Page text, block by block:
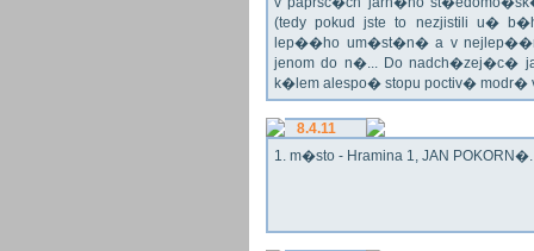
(tedy pokud jste to nezjistili u�
lep��ho um�st�n� a v
jenom do n�... Do nadch�zej�c�
k�lem alespo� stopu poctiv�
8.4.11
1. m�sto - Hramina 1, JAN